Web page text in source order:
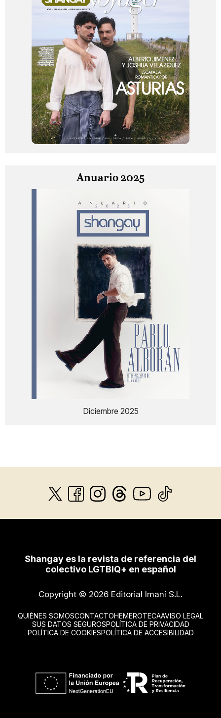
Anuario 2025
Diciembre 2025
Shangay es la revista de referencia del
colectivo LGTBIQ+ en español
Copyright © 2026 Editorial Imaní S.L.
QUIÉNES SOMOSCONTACTOHEMEROTECAAVISO LEGAL
SUS DATOS SEGUROSPOLÍTICA DE PRIVACIDAD
POLÍTICA DE COOKIESPOLÍTICA DE ACCESIBILIDAD